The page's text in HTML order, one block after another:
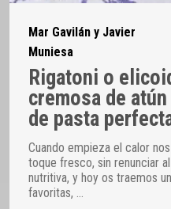
Mar Gavilán y Javier
Muniesa
Rigatoni o
cremosa de
de pasta
Cuando empieza el calor
toque fresco, sin renunciar
nutritiva, y hoy os traemos
favoritas, …